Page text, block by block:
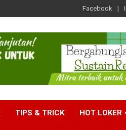
Facebook
TIPS & TRICK HOT LOKER